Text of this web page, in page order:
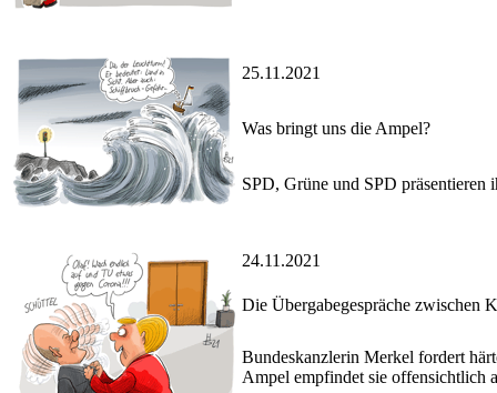
25.11.2021
Was bringt uns die Ampel?
SPD, Grüne und SPD
24.11.2021
Die Übergabegespräche zwischen
Bundeskanzlerin Merkel fordert
Ampel empfindet sie offensichtlich